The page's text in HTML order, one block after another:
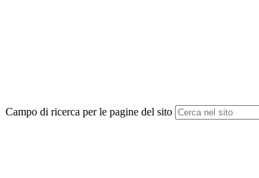
Campo di ricerca per le pagine del sito